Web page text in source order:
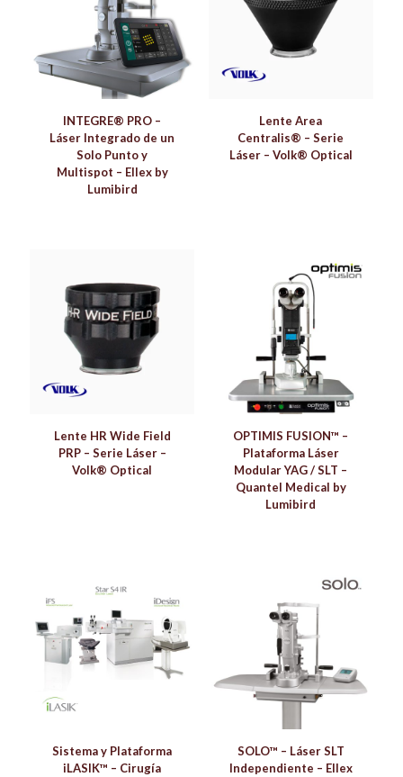
INTEGRE® PRO –
Láser Integrado de un
Solo Punto y
Multispot – Ellex by
Lumibird
Lente Area
Centralis® – Serie
Láser – Volk® Optical
Lente HR Wide Field
PRP – Serie Láser –
Volk® Optical
OPTIMIS FUSION™ –
Plataforma Láser
Modular YAG / SLT –
Quantel Medical by
Lumibird
Sistema y Plataforma
iLASIK™ – Cirugía
SOLO™ – Láser SLT
Independiente – Ellex